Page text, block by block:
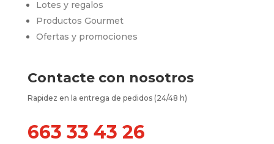
Lotes y regalos
Productos Gourmet
Ofertas y promociones
Contacte con nosotros
Rapidez en la entrega de pedidos (24/48 h)
663 33 43 26